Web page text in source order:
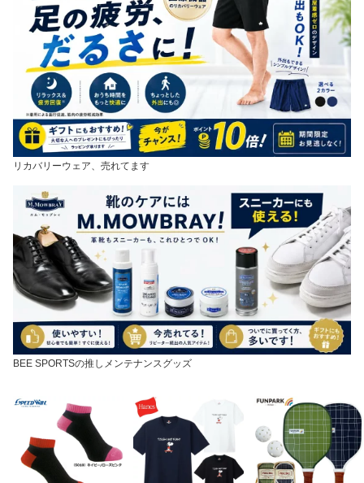
リカバリーウェア、売れてます
BEE SPORTSの推しメンテナンスグッズ